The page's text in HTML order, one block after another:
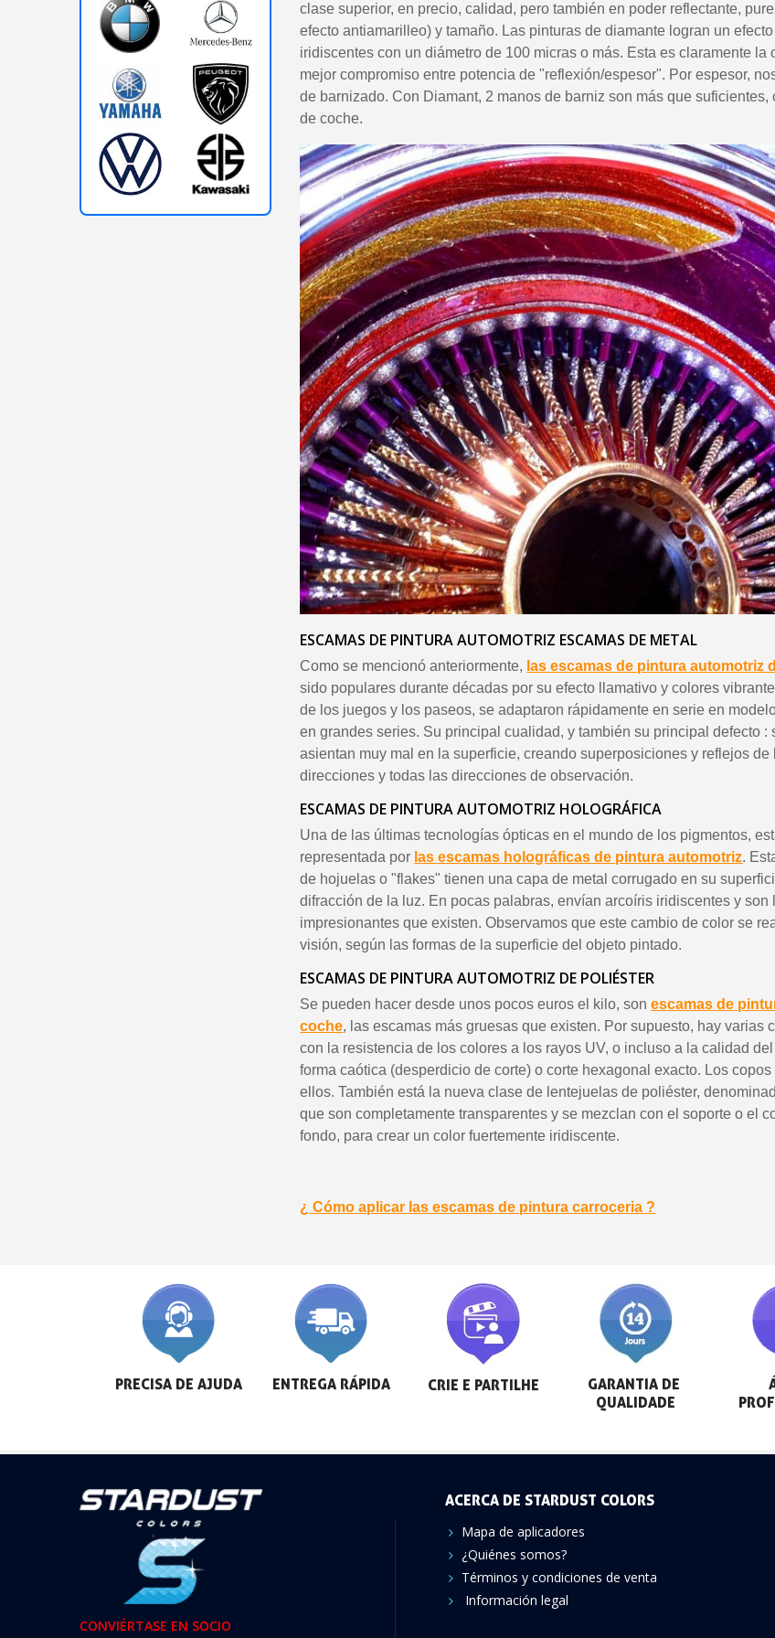
clase superior, en precio, calidad, pero también en poder reflectante,
efecto antiamarilleo) y tamaño. Las pinturas de diamante logran un
iridiscentes con un diámetro de 100 micras o más. Esta es claramente la
mejor compromiso entre potencia de "reflexión/espesor". Por espesor,
de barnizado. Con Diamant, 2 manos de barniz son más que suficientes,
de coche.
ESCAMAS DE PINTURA AUTOMOTRIZ ESCAMAS DE METAL
Como se mencionó anteriormente, las escamas de pintura automotriz
sido populares durante décadas por su efecto llamativo y colores
de los juegos y los paseos, se adaptaron rápidamente en serie en
en grandes series. Su principal cualidad, y también su principal defecto :
asientan muy mal en la superficie, creando superposiciones y reflejos de
direcciones y todas las direcciones de observación.
ESCAMAS DE PINTURA AUTOMOTRIZ HOLOGRÁFICA
Una de las últimas tecnologías ópticas en el mundo de los pigmentos,
representada por las escamas holográficas de pintura automotriz.
de hojuelas o "flakes" tienen una capa de metal corrugado en su
difracción de la luz. En pocas palabras, envían arcoíris iridiscentes y son
impresionantes que existen. Observamos que este cambio de color se
visión, según las formas de la superficie del objeto pintado.
ESCAMAS DE PINTURA AUTOMOTRIZ DE POLIÉSTER
Se pueden hacer desde unos pocos euros el kilo, sonescamas de
coche, las escamas más gruesas que existen. Por supuesto, hay varias
con la resistencia de los colores a los rayos UV, o incluso a la calidad
forma caótica (desperdicio de corte) o corte hexagonal exacto. Los
ellos. También está la nueva clase de lentejuelas de poliéster,
que son completamente transparentes y se mezclan con el soporte o el
fondo, para crear un color fuertemente iridiscente.
¿ Cómo aplicar las escamas de pintura carroceria ?
PRECISA DE AJUDA ENTREGA RÁPIDA CRIE E PARTILHE
GARANTIA DE
QUALIDADE
CONVIÉRTASE EN SOCIO
ACERCA DE STARDUST COLORS
Mapa de aplicadores
¿Quiénes somos?
Términos y condiciones de venta
Información legal